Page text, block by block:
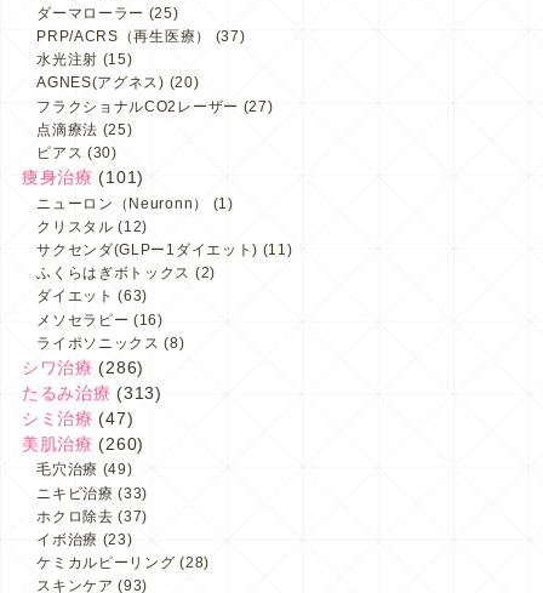
ダーマローラー (25)
PRP/ACRS（再生医療）
(37)
水光注射 (15)
AGNES(アグネス) (20)
フラクショナルCO2レーザー (27)
点滴療法 (25)
ピアス (30)
痩身治療 (101)
ニューロン（Neuronn）
(1)
クリスタル (12)
サクセンダ(GLPー1ダイエット) (11)
ふくらはぎボトックス (2)
ダイエット (63)
メソセラピー (16)
ライポソニックス (8)
シワ治療 (286)
たるみ治療 (313)
シミ治療 (47)
美肌治療 (260)
毛穴治療 (49)
ニキビ治療 (33)
ホクロ除去 (37)
イボ治療 (23)
ケミカルピーリング (28)
スキンケア (93)